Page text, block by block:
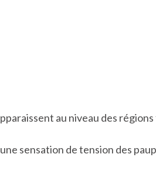
au niveau des régions
sensation de tension des